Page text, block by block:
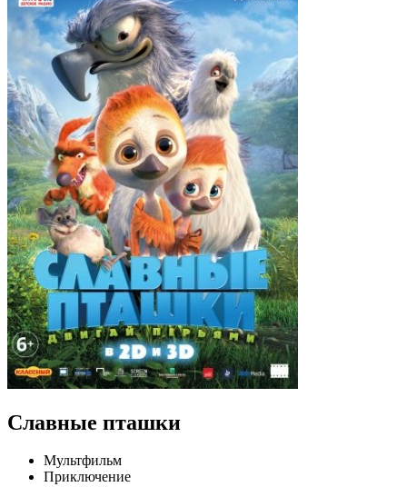
Славные пташки
Мультфильм
Приключение